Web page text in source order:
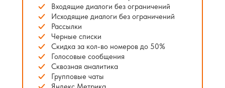
Входящие диалоги без ограничений
Исходящие диалоги без ограничений
Рассылки
Черные списки
Скидка за кол-во номеров до 50%
Голосовые сообщения
Сквозная аналитика
Групповые чаты